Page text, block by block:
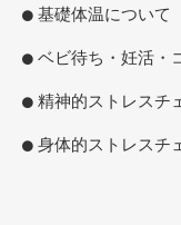
基礎体温について
ベビ待ち・妊活・
精神的ストレスチ
身体的ストレスチ